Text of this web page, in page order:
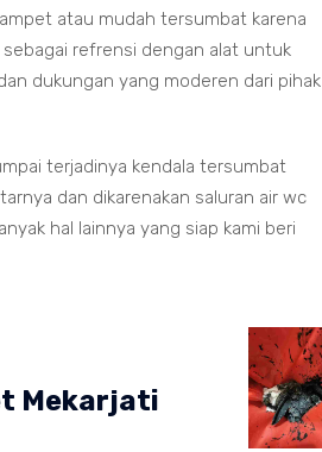
atau mudah tersumbat karena
refrensi dengan alat untuk
dukungan yang moderen dari pihak
terjadinya kendala tersumbat
dan dikarenakan saluran air wc
hal lainnya yang siap kami beri
Mekarjati